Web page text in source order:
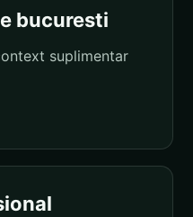
bucuresti
suplimentar